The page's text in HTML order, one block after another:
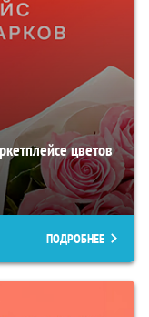
цветов
ПОДРОБНЕЕ